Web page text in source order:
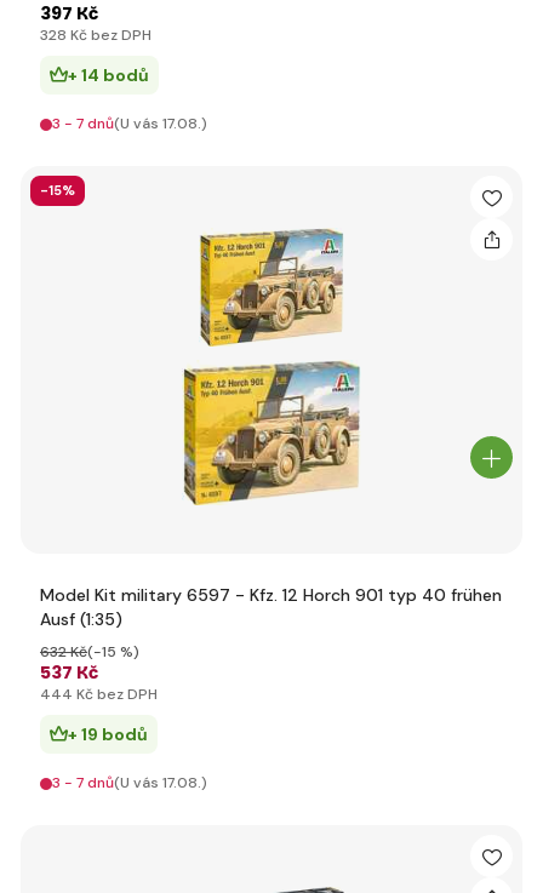
397 Kč
328 Kč bez DPH
+ 14 bodů
3 - 7 dnů(U vás 17.08.)
-15%
Model Kit military 6597 - Kfz. 12 Horch 901 typ 40 frühen
Ausf (1:35)
537 Kč
632 Kč(-15 %)
444 Kč bez DPH
+ 19 bodů
3 - 7 dnů(U vás 17.08.)